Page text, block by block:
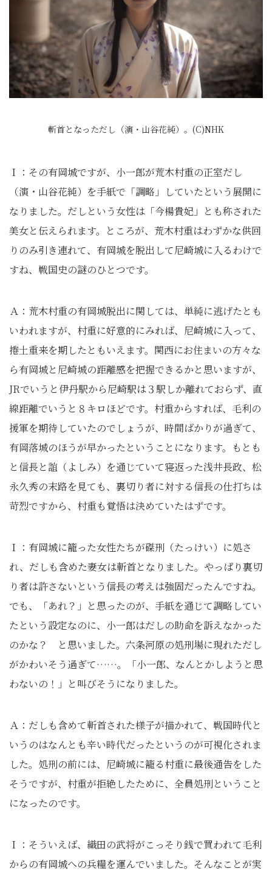
斬首となっただし（演・山谷花純）。(C)NHK
Ｉ：その有岡城ですが、小一郎が荒木村重の正室だし
（演・山谷花純）を手紙で「調略」していたという展開に
なりました。だしという女性は「今楊貴妃」とも称された
美女と伝えられます。ところが、荒木村重はわずかな供回
りのみ引き連れて、有岡城を脱出して尼崎城に入るわけで
すね、戦国史の謎のひとつです。
Ａ：荒木村重の有岡城脱出に関しては、単純に逃げたとも
いわれますが、村重に好意的にみれば、尼崎城に入って、
捲土重来を期したともいえます。関西にお住まいの方々な
ら有岡城と尼崎城の距離感を把握できるかと思いますが、
JRでいうと伊丹駅から尼崎駅は３駅しか離れておらず、直
線距離でいうと８キロほどです。村重からすれば、毛利の
援軍を期待していたのでしょうが、時間ばかりが過ぎて、
有岡落城のほうが早かったということになります。もとも
と信長と誼（よしみ）を通じていて寝返った浅井長政、松
永久秀の末路を見ても、裏切り者に対する信長の仕打ちは
苛烈ですから、村重も覚悟は決めていたはずです。
Ｉ：有岡城に籠った女性たちが磔刑（たっけい）に処さ
れ、だしも含めた妻女は斬首となりました。やっぱり裏切
り者は許さないという信長の考えは強固だったんですね。
でも、「あれ？」と思ったのが、手紙を通じて調略してい
たという設定なのに、小一郎はだしの助命を訴えなかった
のかな？ と思いました。六条河原の処刑場に現れただし
がかわいそう過ぎて……。「小一郎、なんとかしようと思
わないの！」と叫びそうになりました。
Ａ：だしも含めて斬首された様子が描かれて、戦国時代と
いうのはなんとも辛い時代だったというのが可視化されま
した。処刑の前には、尼崎城に籠る村重に最後通告をした
そうですが、村重が拒絶したために、全員処刑ということ
になったのです。
Ｉ：そういえば、織田の武将がこっそり銭で買われて毛利
からの有岡城への兵糧を運んでいました。そんなことが実